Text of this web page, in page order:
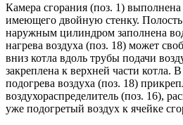
Камера сгорания (поз. 1)
имеющего двойную стенку.
наружным цилиндром заполнена
нагрева воздуха (поз. 18) может
вниз котла вдоль трубы подачи
закреплена к верхней части котла.
подогрева воздуха (поз. 18)
воздухораспределитель (поз. 16),
уже подогретый воздух к ячейке